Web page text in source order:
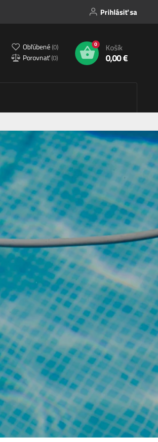
Prihlásiť sa
Obľúbené(0)
Porovnať(0)
0 Košík
0,00 €